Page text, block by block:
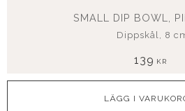
SMALL DIP BOWL,
Dippskål, 8
139 KR